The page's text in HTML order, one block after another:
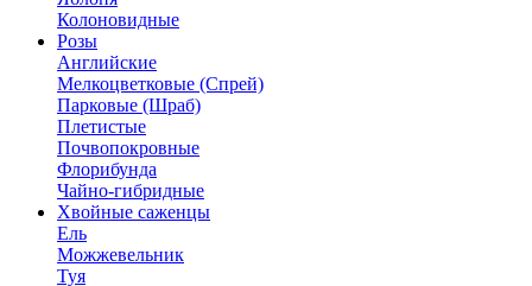
Колоновидные
Розы
Английские
Мелкоцветковые (Спрей)
Парковые (Шраб)
Плетистые
Почвопокровные
Флорибунда
Чайно-гибридные
Хвойные саженцы
Ель
Можжевельник
Туя